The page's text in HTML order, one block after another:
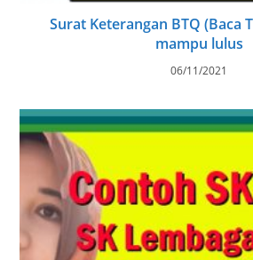
Surat Keterangan BTQ (Baca
mampu lulus
06/11/2021